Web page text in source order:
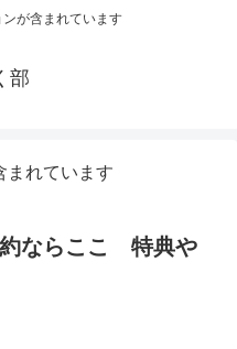
が含まれています
部
まれています
ならここ 特典や